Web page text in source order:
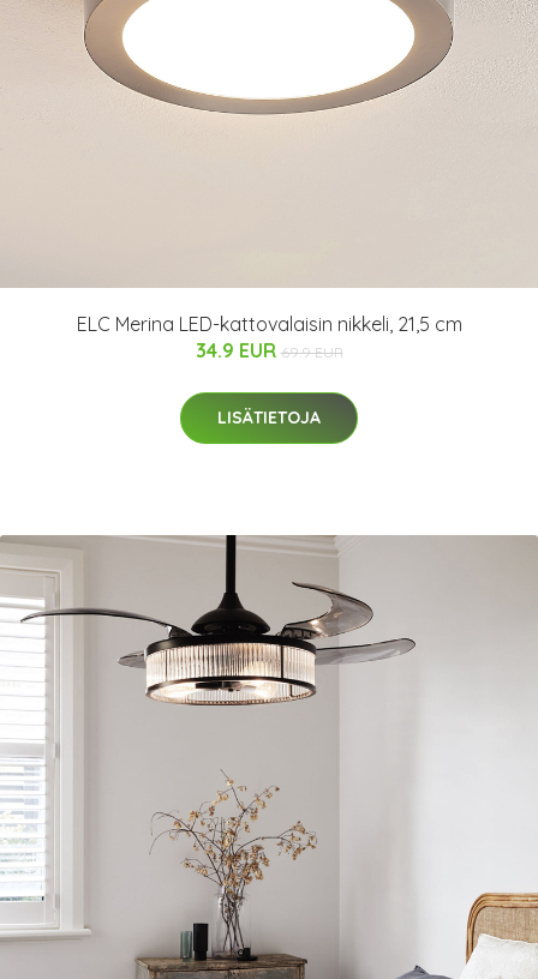
ELC Merina LED-kattovalaisin nikkeli, 21,5 cm
34.9 EUR 69.9 EUR
LISÄTIETOJA